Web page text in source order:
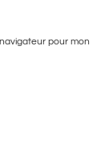
pour mon